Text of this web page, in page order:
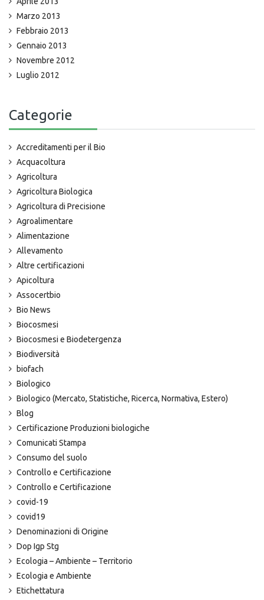
Marzo 2013
Febbraio 2013
Gennaio 2013
Novembre 2012
Luglio 2012
Categorie
Accreditamenti per il Bio
Acquacoltura
Agricoltura
Agricoltura Biologica
Agricoltura di Precisione
Agroalimentare
Alimentazione
Allevamento
Altre certificazioni
Apicoltura
Assocertbio
Bio News
Biocosmesi
Biocosmesi e Biodetergenza
Biodiversità
biofach
Biologico
Biologico (Mercato, Statistiche, Ricerca, Normativa, Estero)
Blog
Certificazione Produzioni biologiche
Comunicati Stampa
Consumo del suolo
Controllo e Certificazione
Controllo e Certificazione
covid-19
covid19
Denominazioni di Origine
Dop Igp Stg
Ecologia – Ambiente – Territorio
Ecologia e Ambiente
Etichettatura